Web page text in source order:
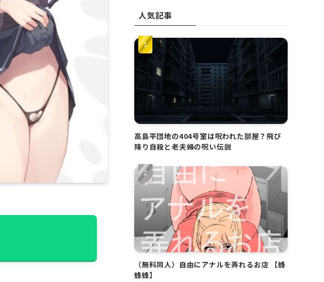
人気記事
高島平団地の404号室は呪われた部屋？飛び
降り自殺と老夫婦の呪い伝説
（無料同人）自由にアナルを弄れるお店 【蜂
蜂蜂】